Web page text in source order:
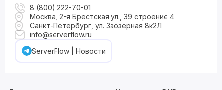
8 (800) 222-70-01
Москва, 2-я Брестская ул., 39 строение 4
Санкт-Петербург, ул. Заозерная 8к2Л
info@serverflow.ru
ServerFlow | Новости